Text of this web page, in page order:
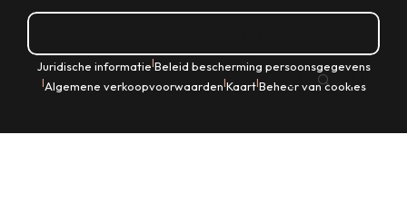
NL
Juridische informatie|Beleid bescherming persoonsgegevens
|Algemene verkoopvoorwaarden|Kaart|Beheer van cookies